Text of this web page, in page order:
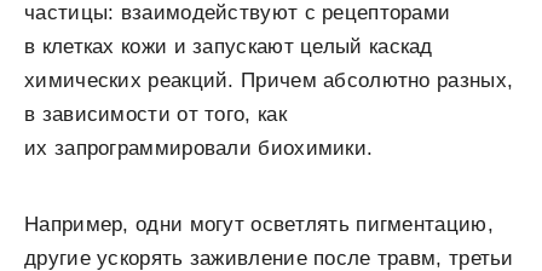
частицы: взаимодействуют с рецепторами
в клетках кожи и запускают целый каскад
химических реакций. Причем абсолютно разных,
в зависимости от того, как
их запрограммировали биохимики.
Например, одни могут осветлять пигментацию,
другие ускорять заживление после травм, третьи